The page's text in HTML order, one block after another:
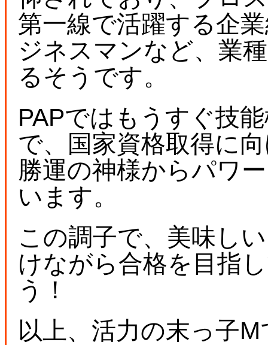
第一線で活躍する企
ジネスマンなど、業
るそうです。
PAPではもうすぐ技
で、国家資格取得に
勝運の神様からパワ
います。
この調子で、美味し
けながら合格を目指
う！
以上、活力の末っ子